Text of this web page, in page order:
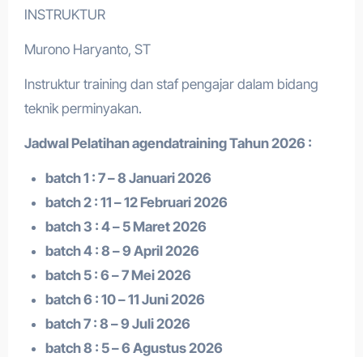
INSTRUKTUR
Murono Haryanto, ST
Instruktur training dan staf pengajar dalam bidang
teknik perminyakan.
Jadwal Pelatihan agendatrainingTahun 2026 :
batch 1 : 7 – 8 Januari 2026
batch 2 : 11 – 12 Februari 2026
batch 3 : 4 – 5 Maret 2026
batch 4 : 8 – 9 April 2026
batch 5 : 6 – 7 Mei 2026
batch 6 : 10 – 11 Juni 2026
batch 7 : 8 – 9 Juli 2026
batch 8 : 5 – 6 Agustus 2026